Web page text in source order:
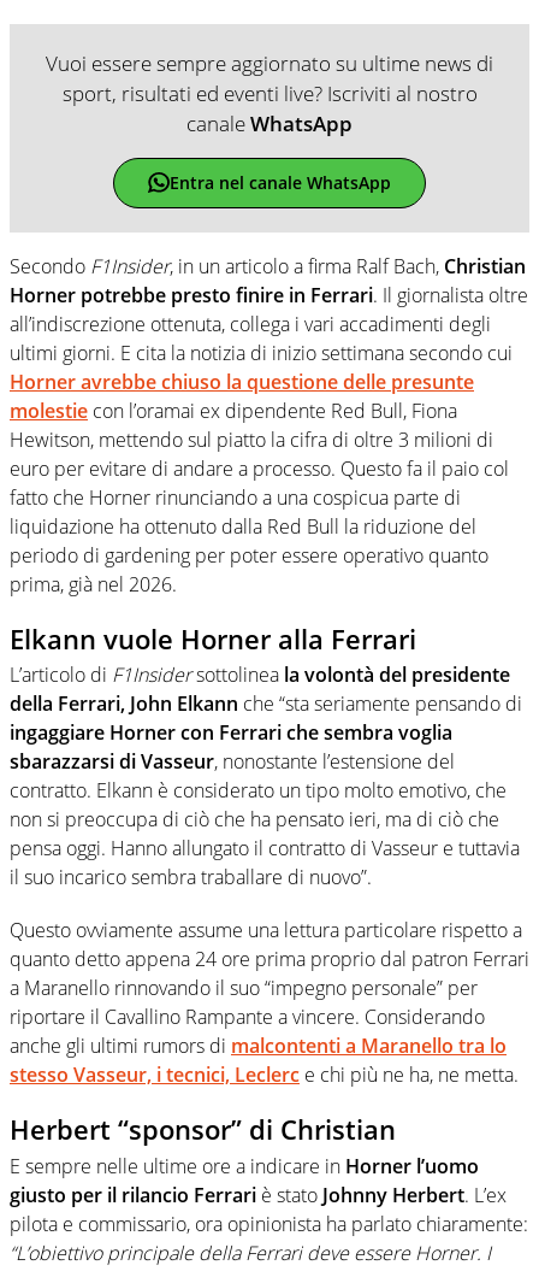
Vuoi essere sempre aggiornato su ultime news di
sport, risultati ed eventi live? Iscriviti al nostro
canaleWhatsApp
Entra nel canale WhatsApp
Secondo F1Insider, in un articolo a firma Ralf Bach, Christian
Horner potrebbe presto finire in Ferrari. Il giornalista oltre
all’indiscrezione ottenuta, collega i vari accadimenti degli
ultimi giorni. E cita la notizia di inizio settimana secondo cui
Horner avrebbe chiuso la questione delle presunte
molestie con l’oramai ex dipendente Red Bull, Fiona
Hewitson, mettendo sul piatto la cifra di oltre 3 milioni di
euro per evitare di andare a processo. Questo fa il paio col
fatto che Horner rinunciando a una cospicua parte di
liquidazione ha ottenuto dalla Red Bull la riduzione del
periodo di gardening per poter essere operativo quanto
prima, già nel 2026.
Elkann vuole Horner alla Ferrari
L’articolo di F1Insidersottolinea la volontà del presidente
della Ferrari, John Elkann che “sta seriamente pensando di
ingaggiare Horner con Ferrari che sembra voglia
sbarazzarsi di Vasseur, nonostante l’estensione del
contratto. Elkann è considerato un tipo molto emotivo, che
non si preoccupa di ciò che ha pensato ieri, ma di ciò che
pensa oggi. Hanno allungato il contratto di Vasseur e tuttavia
il suo incarico sembra traballare di nuovo”.
Questo ovviamente assume una lettura particolare rispetto a
quanto detto appena 24 ore prima proprio dal patron Ferrari
a Maranello rinnovando il suo “impegno personale” per
riportare il Cavallino Rampante a vincere. Considerando
anche gli ultimi rumors di malcontenti a Maranello tra lo
stesso Vasseur, i tecnici, Leclerc e chi più ne ha, ne metta.
Herbert “sponsor” di Christian
E sempre nelle ultime ore a indicare in Horner l’uomo
giusto per il rilancio Ferrari è stato Johnny Herbert. L’ex
pilota e commissario, ora opinionista ha parlato chiaramente:
“L’obiettivo principale della Ferrari deve essere Horner. I